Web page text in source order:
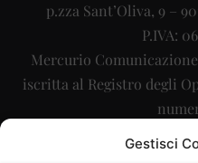
Gestisci
p.zza Sant’Oliva, 9 –
P.IVA:
Mercurio
iscritta al Registro degli
Sito gestito daLa